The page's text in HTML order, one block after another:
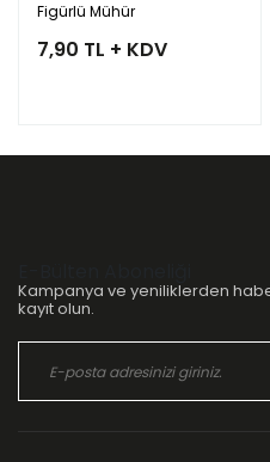
Figürlü Mühür
7,90 TL + KDV
Kampanya ve yeniliklerden
kayıt olun.